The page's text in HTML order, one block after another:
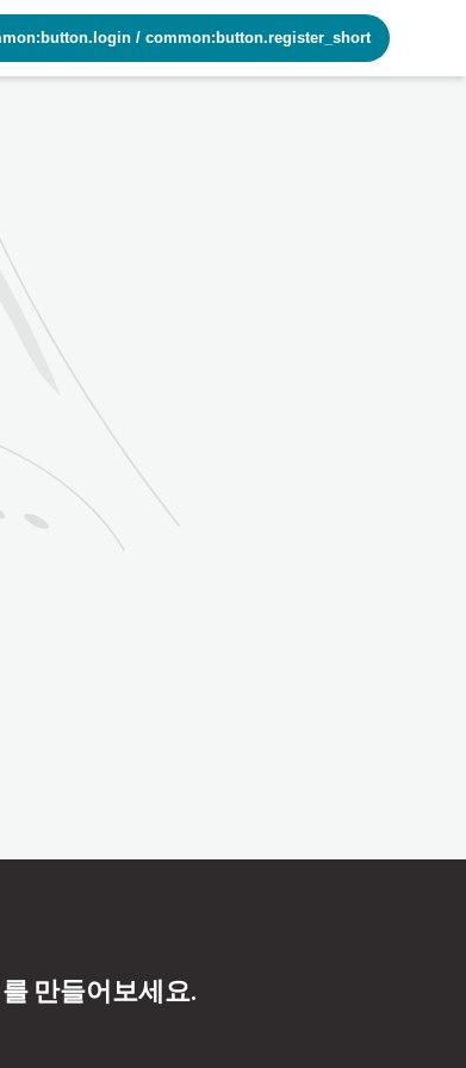
/ common:button.register_short
만들어보세요.